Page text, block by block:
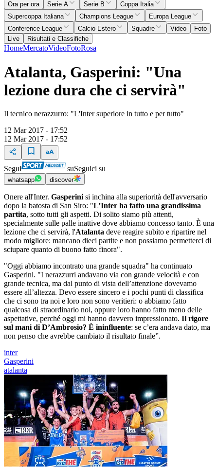
Ora per ora Serie A Serie B
Coppa Italia
Supercoppa Italiana
Champions League
Europa League
Conference League
Calcio Estero Squadre Video
Foto
Live
Risultati e Classifiche
HomeMercatoVideoFotoRosa
Atalanta, Gasperini: "Una
lezione dura che ci servirà"
Il tecnico nerazzurro: "L'Inter superiore in tutto e per tutto"
12 Mar 2017 - 17:52
12 Mar 2017 - 17:52
Segui suSeguici su
whatsapp discover
Onere all'Inter. Gasperini si inchina alla superiorità dell'avversario
dopo la batosta di San Siro: "L’Inter ha fatto una grandissima
partita, sotto tutti gli aspetti. Di solito siamo più attenti,
specialmente sulle palle inattive dove abbiamo concesso tanto. È una
lezione che ci servirà, l'Atalanta deve reagire subito e ripartire nel
modo migliore: mancano dieci partite e non possiamo permetterci di
sciupare quanto di buono fatto finora".
"Oggi abbiamo incontrato una grande squadra" ha continuato
Gasperini. "I nerazzurri andavano via con grande velocità e con
grande tecnica, ma dal punto di vista dell’attenzione dovevamo
essere all’altezza. Devo essere sincero e i pochi punti di classifica
che ci sono tra noi e loro non sono veritieri: o abbiamo fatto
qualcosa di straordinario noi, oppure loro hanno fatto meno delle
aspettative, perché oggi mi hanno davvero impressionato. Il rigore
sul mani di D’Ambrosio? È ininfluente: se c’era andava dato, ma
non penso che avrebbe cambiato il risultato finale”.
inter
Gasperini
atalanta